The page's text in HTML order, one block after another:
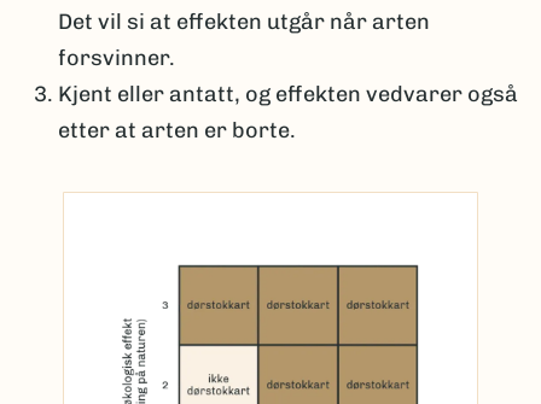
Det vil si at effekten utgår når arten
forsvinner.
Kjent eller antatt, og effekten vedvarer også
etter at arten er borte.